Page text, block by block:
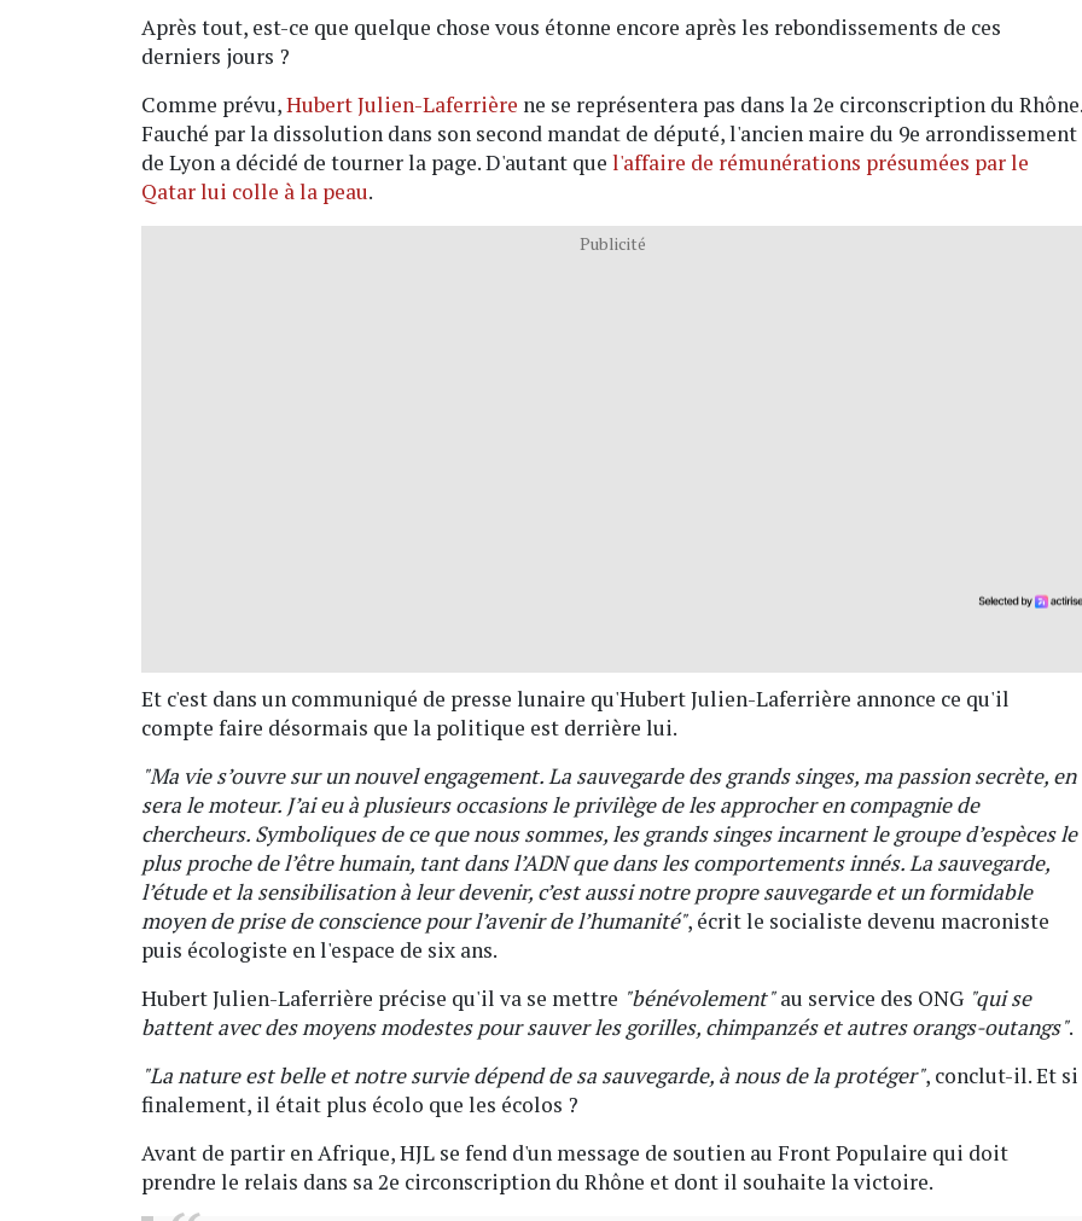
Après tout, est-ce que quelque chose vous étonne encore après les rebondissements de ces
derniers jours ?
Comme prévu,Hubert Julien-Laferrière ne se représentera pas dans la 2e circonscription du Rhône.
Fauché par la dissolution dans son second mandat de député, l'ancien maire du 9e arrondissement
de Lyon a décidé de tourner la page. D'autant que l'affaire de rémunérations présumées par le
Qatar lui colle à la peau.
Publicité
Et c'est dans un communiqué de presse lunaire qu'Hubert Julien-Laferrière annonce ce qu'il
compte faire désormais que la politique est derrière lui.
"Ma vie s’ouvre sur un nouvel engagement. La sauvegarde des grands singes, ma passion secrète, en
sera le moteur. J’ai eu à plusieurs occasions le privilège de les approcher en compagnie de
chercheurs. Symboliques de ce que nous sommes, les grands singes incarnent le groupe d’espèces le
plus proche de l’être humain, tant dans l’ADN que dans les comportements innés. La sauvegarde,
l’étude et la sensibilisation à leur devenir, c’est aussi notre propre sauvegarde et un formidable
moyen de prise de conscience pour l’avenir de l’humanité", écrit le socialiste devenu macroniste
puis écologiste en l'espace de six ans.
Hubert Julien-Laferrière précise qu'il va se mettre "bénévolement"au service des ONG "qui se
battent avec des moyens modestes pour sauver les gorilles, chimpanzés et autres orangs-outangs".
"La nature est belle et notre survie dépend de sa sauvegarde, à nous de la protéger", conclut-il. Et si
finalement, il était plus écolo que les écolos ?
Avant de partir en Afrique, HJL se fend d'un message de soutien au Front Populaire qui doit
prendre le relais dans sa 2e circonscription du Rhône et dont il souhaite la victoire.